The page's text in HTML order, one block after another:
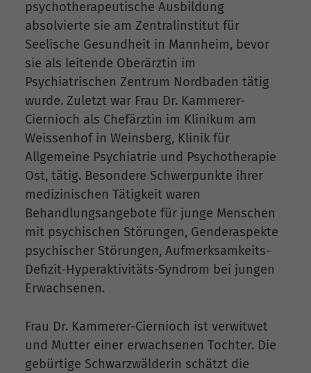
psychotherapeutische Ausbildung
absolvierte sie am Zentralinstitut für
Seelische Gesundheit in Mannheim, bevor
sie als leitende Oberärztin im
Psychiatrischen Zentrum Nordbaden tätig
wurde. Zuletzt war Frau Dr. Kammerer-
Ciernioch als Chefärztin im Klinikum am
Weissenhof in Weinsberg, Klinik für
Allgemeine Psychiatrie und Psychotherapie
Ost, tätig. Besondere Schwerpunkte ihrer
medizinischen Tätigkeit waren
Behandlungsangebote für junge Menschen
mit psychischen Störungen, Genderaspekte
psychischer Störungen, Aufmerksamkeits-
Defizit-Hyperaktivitäts-Syndrom bei jungen
Erwachsenen.
Frau Dr. Kammerer-Ciernioch ist verwitwet
und Mutter einer erwachsenen Tochter. Die
gebürtige Schwarzwälderin schätzt die